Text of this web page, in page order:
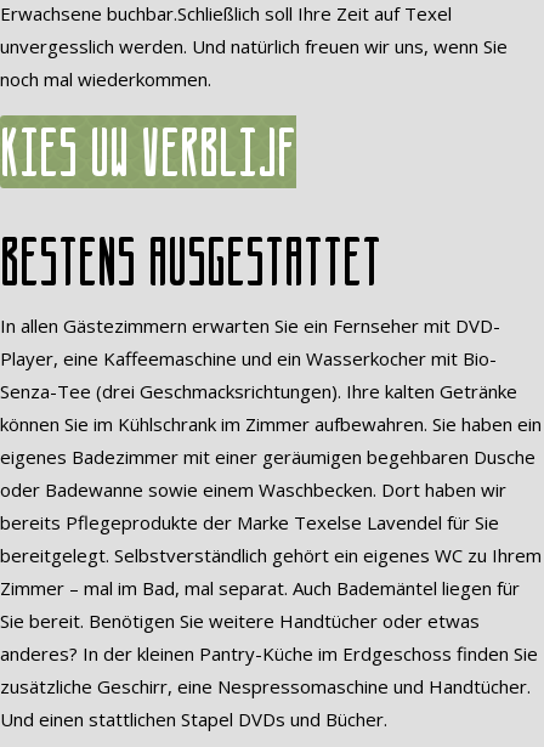
Erwachsene buchbar.Schließlich soll Ihre Zeit auf Texel
unvergesslich werden. Und natürlich freuen wir uns, wenn Sie
noch mal wiederkommen.
Kies uw verblijf
Bestens ausgestattet
In allen Gästezimmern erwarten Sie ein Fernseher mit DVD-
Player, eine Kaffeemaschine und ein Wasserkocher mit Bio-
Senza-Tee (drei Geschmacksrichtungen). Ihre kalten Getränke
können Sie im Kühlschrank im Zimmer aufbewahren. Sie haben ein
eigenes Badezimmer mit einer geräumigen begehbaren Dusche
oder Badewanne sowie einem Waschbecken. Dort haben wir
bereits Pflegeprodukte der Marke Texelse Lavendel für Sie
bereitgelegt. Selbstverständlich gehört ein eigenes WC zu Ihrem
Zimmer – mal im Bad, mal separat. Auch Bademäntel liegen für
Sie bereit. Benötigen Sie weitere Handtücher oder etwas
anderes? In der kleinen Pantry-Küche im Erdgeschoss finden Sie
zusätzliche Geschirr, eine Nespressomaschine und Handtücher.
Und einen stattlichen Stapel DVDs und Bücher.